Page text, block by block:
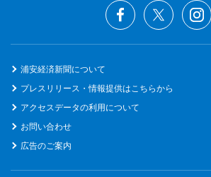
浦安経済新聞について
プレスリリース・情報提供はこちらから
アクセスデータの利用について
お問い合わせ
広告のご案内